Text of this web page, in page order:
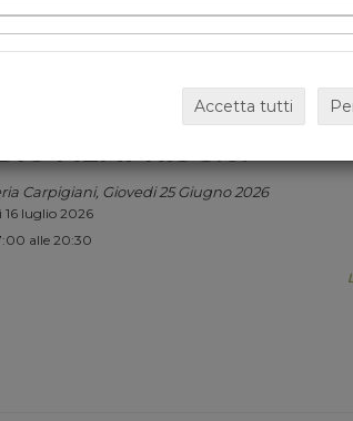
HOUR GRECO CON
MEMPHIS 3.0.
Carpigiani, Giovedi 25 Giugno 2026
16 luglio 2026
alle 20:30
Accetta tutti